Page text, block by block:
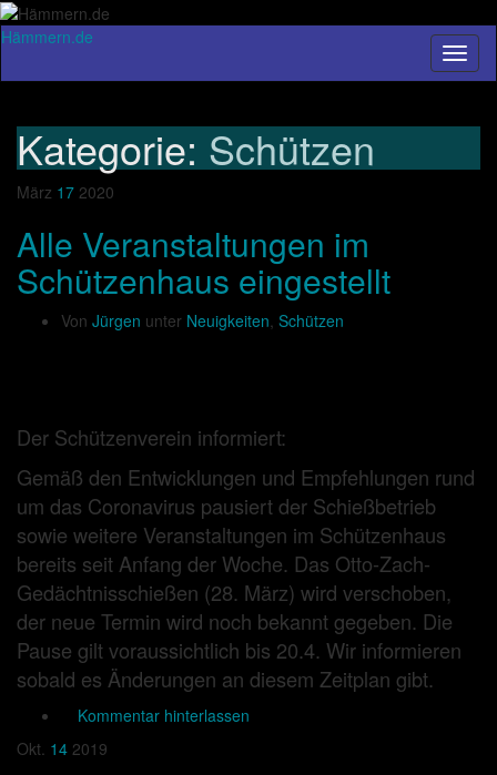
Hämmern.de
Kategorie: Schützen
März 17 2020
Alle Veranstaltungen im
Schützenhaus eingestellt
Von Jürgen unter Neuigkeiten, Schützen
Der Schützenverein informiert:
Gemäß den Entwicklungen und Empfehlungen rund
um das Coronavirus pausiert der Schießbetrieb
sowie weitere Veranstaltungen im Schützenhaus
bereits seit Anfang der Woche. Das Otto-Zach-
Gedächtnisschießen (28. März) wird verschoben,
der neue Termin wird noch bekannt gegeben. Die
Pause gilt voraussichtlich bis 20.4. Wir informieren
sobald es Änderungen an diesem Zeitplan gibt.
Kommentar hinterlassen
Okt. 14 2019